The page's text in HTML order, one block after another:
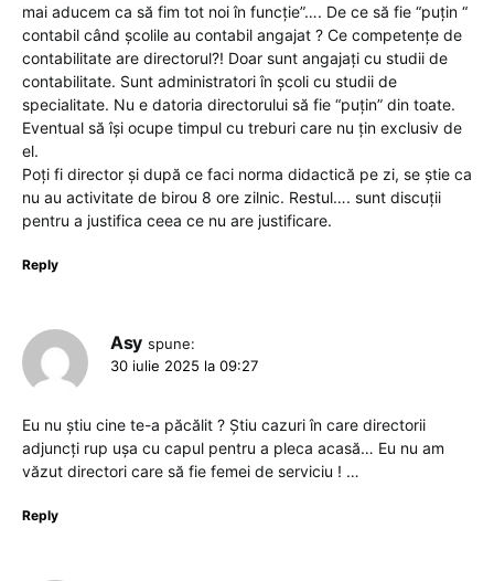
mai aducem ca să fim tot noi în funcție”…. De ce să fie “puțin “
contabil când școlile au contabil angajat ? Ce competențe de
contabilitate are directorul?! Doar sunt angajați cu studii de
contabilitate. Sunt administratori în școli cu studii de
specialitate. Nu e datoria directorului să fie “puțin” din toate.
Eventual să își ocupe timpul cu treburi care nu țin exclusiv de
el.
Poți fi director și după ce faci norma didactică pe zi, se știe ca
nu au activitate de birou 8 ore zilnic. Restul…. sunt discuții
pentru a justifica ceea ce nu are justificare.
Reply
Asy spune:
30 iulie 2025 la 09:27
Eu nu știu cine te-a păcălit ? Știu cazuri în care directorii
adjuncți rup ușa cu capul pentru a pleca acasă… Eu nu am
văzut directori care să fie femei de serviciu ! …
Reply